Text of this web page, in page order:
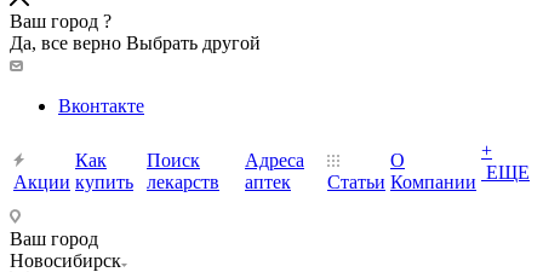
Ваш город ?
Да, все верно Выбрать другой
Вконтакте
Акции
Как
купить
Поиск
лекарств
Адреса
аптек
Статьи
О
Компании
+
ЕЩЕ
Ваш город
Новосибирск